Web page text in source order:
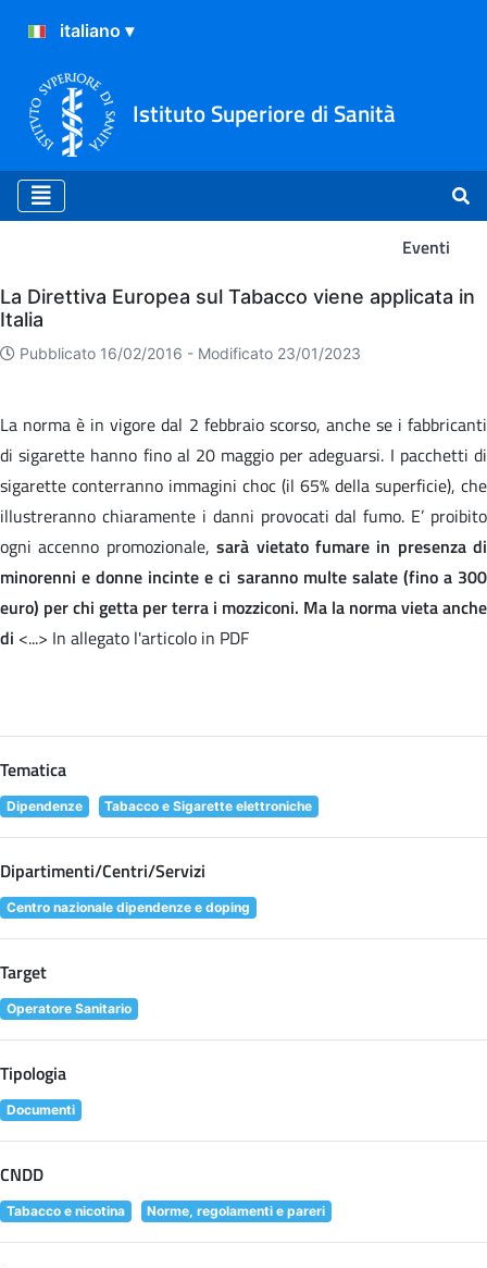
Istituto Superiore di Sanità
Eventi
Eventi
La Direttiva Europea sul Tabacco viene applicata in
Italia
Pubblicato 16/02/2016 - Modificato 23/01/2023
La norma è in vigore dal 2 febbraio scorso, anche se i fabbricanti
di sigarette hanno fino al 20 maggio per adeguarsi. I pacchetti di
sigarette conterranno immagini choc (il 65% della superficie), che
illustreranno chiaramente i danni provocati dal fumo. E’ proibito
ogni accenno promozionale,sarà vietato fumare in presenza di
minorenni e donne incinte e ci saranno multe salate (fino a 300
euro) per chi getta per terra i mozziconi. Ma la norma vieta anche
di <...> In allegato l'articolo in PDF
Tematica
Dipendenze Tabacco e Sigarette elettroniche
Dipartimenti/Centri/Servizi
Centro nazionale dipendenze e doping
Target
Operatore Sanitario
Tipologia
Documenti
CNDD
Tabacco e nicotina Norme, regolamenti e pareri